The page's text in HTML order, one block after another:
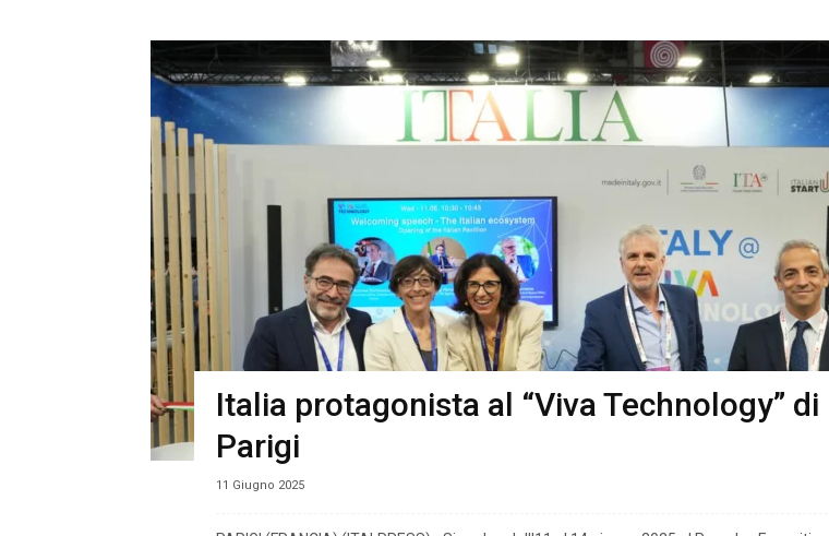
Italia protagonista al “Viva Technology” di
Parigi
11 Giugno 2025